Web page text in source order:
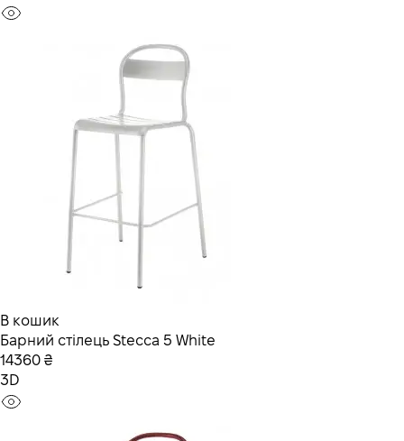
В кошик
Барний стілець Stecca 5 White
14360 ₴
3D